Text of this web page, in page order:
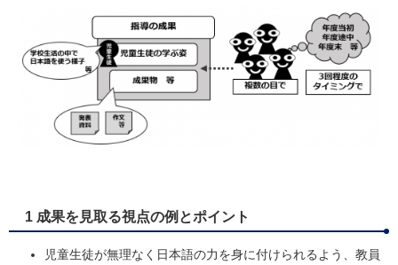
1 成果を見取る視点の例とポイント
児童生徒が無理なく日本語の力を身に付けられるよう、教員